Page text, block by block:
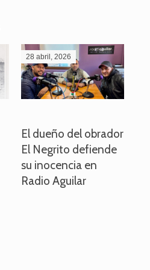
28 abril, 2026
El dueño del obrador
El Negrito defiende
su inocencia en
Radio Aguilar